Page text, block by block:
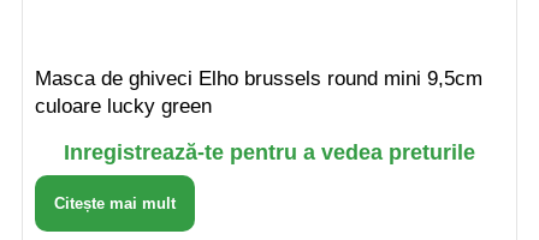
Masca de ghiveci Elho brussels round mini 9,5cm
culoare lucky green
Inregistrează-te pentru a vedea preturile
Citește mai mult